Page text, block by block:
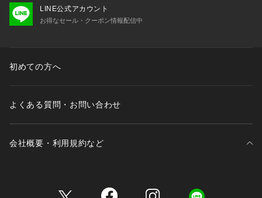
LINE公式アカウント
お得なセール・クーポン情報配信中
初めての方へ
よくある質問・お問い合わせ
会社概要・利用規約など